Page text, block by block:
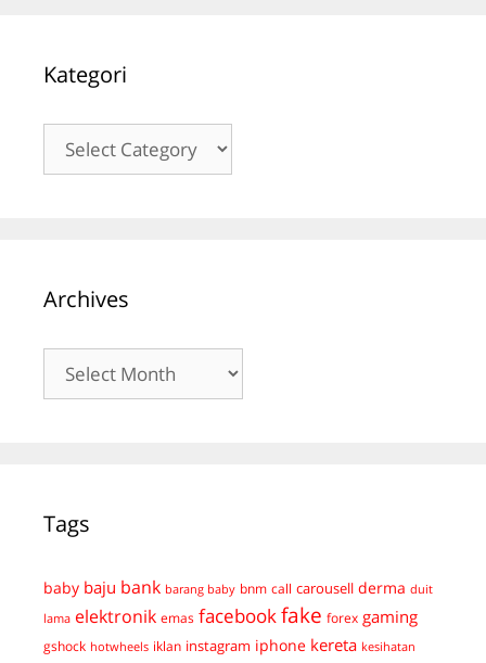
Kategori
Archives
Tags
baby baju bank barang baby bnm call carousell derma duit
lama elektronik emas facebook fake forex gaming
gshock hotwheels iklan instagram iphone kereta kesihatan